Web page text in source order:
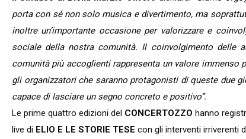
porta con sé non solo musica e divertimento, ma
inoltre un’importante occasione per valorizzare e
sociale della nostra comunità. Il coinvolgimento delle
comunità più accoglienti rappresenta un valore
gli organizzatori che saranno protagonisti di queste due
capace di lasciare un segno concreto e positivo”.
Le prime quattro edizioni del CONCERTOZZOhanno
live di ELIO E LE STORIE TESE con gli interventi irriverenti